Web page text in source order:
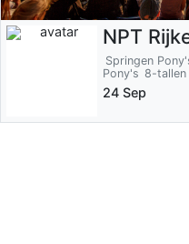
NPT
Springen
Pony's 8-tallen
24 Sep